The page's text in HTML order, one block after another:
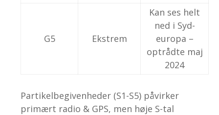
G5 Ekstrem
Kan ses helt
ned i Syd­
europa –
optrådte maj
2024
Partikelbegivenheder (S1-S5) påvirker
primært radio & GPS, men høje S-tal